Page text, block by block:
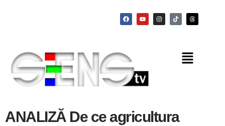
ANALIZĂ De ce agricultura